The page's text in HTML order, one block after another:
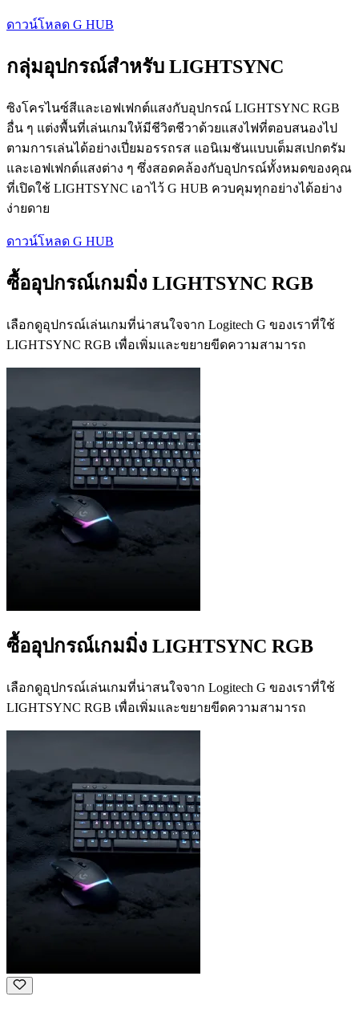
ดาวน์โหลด G HUB
กลุ่มอุปกรณ์สำหรับ LIGHTSYNC
ซิงโครไนซ์สีและเอฟเฟกต์แสงกับอุปกรณ์ LIGHTSYNC RGB
อื่น ๆ แต่งพื้นที่เล่นเกมให้มีชีวิตชีวาด้วยแสงไฟที่ตอบสนองไป
ตามการเล่นได้อย่างเปี่ยมอรรถรส แอนิเมชันแบบเต็มสเปกตรัม
และเอฟเฟกต์แสงต่าง ๆ ซึ่งสอดคล้องกับอุปกรณ์ทั้งหมดของคุณ
ที่เปิดใช้ LIGHTSYNC เอาไว้ G HUB ควบคุมทุกอย่างได้อย่าง
ง่ายดาย
ดาวน์โหลด G HUB
ซื้ออุปกรณ์เกมมิ่ง LIGHTSYNC RGB
เลือกดูอุปกรณ์เล่นเกมที่น่าสนใจจาก Logitech G ของเราที่ใช้
LIGHTSYNC RGB เพื่อเพิ่มและขยายขีดความสามารถ
ซื้ออุปกรณ์เกมมิ่ง LIGHTSYNC RGB
เลือกดูอุปกรณ์เล่นเกมที่น่าสนใจจาก Logitech G ของเราที่ใช้
LIGHTSYNC RGB เพื่อเพิ่มและขยายขีดความสามารถ